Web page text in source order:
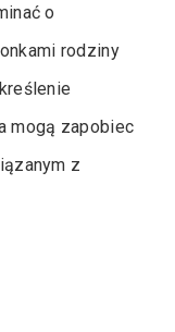
o
rodziny
mogą zapobiec
z